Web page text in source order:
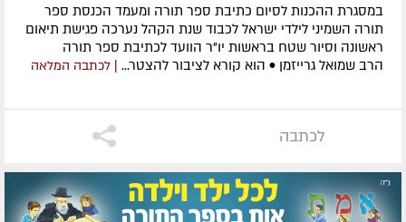
במסגרת ההכנות לסיום כתיבת ספר תורה ומעמד הכנסת ספר
תורה השמיני לילדי ישראל לכבוד שנת הקהל נערכה פגישת תיאום
ראשונה וסיור שטח בראשות יו"ר הוועד לכתיבת ספר תורה
הרב שמואל גרייזמן • הוא קורא לציבור להצטר... | לכתבה המלאה
לכתבה